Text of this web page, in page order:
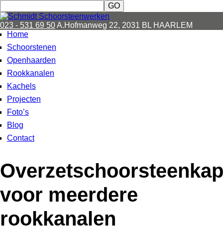
023 - 531 69 50A.Hofmanweg 22, 2031 BL HAARLEM
Home
Schoorstenen
Openhaarden
Rookkanalen
Kachels
Projecten
Foto’s
Blog
Contact
Overzetschoorsteenkap
voor meerdere
rookkanalen